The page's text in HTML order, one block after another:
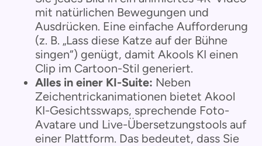
mit natürlichen Bewegungen und
Ausdrücken. Eine einfache Aufforderung
(z. B. „Lass diese Katze auf der Bühne
singen“) genügt, damit Akools KI einen
Clip im Cartoon-Stil generiert.
Alles in einer KI-Suite: Neben
Zeichentrickanimationen bietet Akool
KI-Gesichtsswaps, sprechende Foto-
Avatare und Live-Übersetzungstools auf
einer Plattform. Das bedeutet, dass Sie